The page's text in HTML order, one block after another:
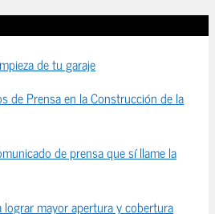
de tu garaje
de Prensa en la Construcción de la
de prensa que sí llame la
mayor apertura y cobertura